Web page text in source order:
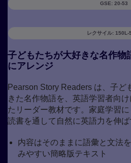
GSE: 20-53
レクサイル: 150L-
子どもたちが大好きな名作物
にアレンジ
Pearson Story Readers は、子ど
きた名作物語を、英語学習者向
たリーダー教材です。家庭学習に
読書を通して自然に英語力を伸ば
内容はそのままに語彙と文法
みやすい簡略版テキスト